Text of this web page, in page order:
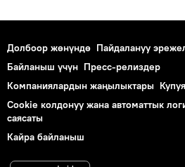
Долбоор жөнүндө Пайдалануу
Байланыш үчүн Пресс-релиздер
Компаниялардын жаңылыктары
Cookie колдонуу жана автоматтык
саясаты
Кайра байланыш